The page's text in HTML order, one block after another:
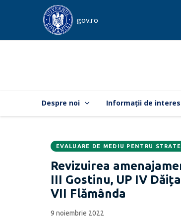
gov.ro
Despre noi Informații de
CATEGORIA:
EVALUARE DE MEDIU PENTRU
Revizuirea
III Gostinu, UP IV
VII Flămânda
Data
publicării:
9 noiembrie 2022